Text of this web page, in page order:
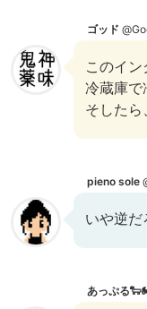
ゴッド
このイン
冷蔵庫で
そしたら
pieno sole
いや逆
あっぷる